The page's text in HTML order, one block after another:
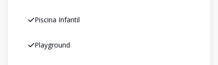
Piscina Infantil
Playground